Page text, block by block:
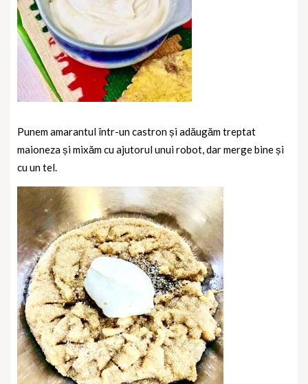
Punem amarantul într-un castron și adăugăm treptat
maioneza și mixăm cu ajutorul unui robot, dar merge bine și
cu un tel.